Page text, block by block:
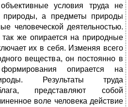
условия труда не
природы, а предметы природы
человеческой деятельностью.
же опирается на природные
их в себя. Изменяя всего
вещества, он постоянно в
опирается на
Результаты труда
представляют собой
воле человека действие